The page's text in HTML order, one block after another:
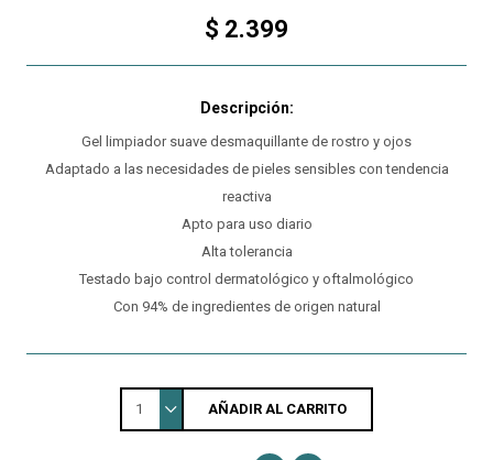
$ 2.399
Gel limpiador suave desmaquillante de rostro y ojos
Adaptado a las necesidades de pieles sensibles con tendencia
reactiva
Apto para uso diario
Alta tolerancia
Testado bajo control dermatológico y oftalmológico
Con 94% de ingredientes de origen natural
1 AÑADIR AL CARRITO